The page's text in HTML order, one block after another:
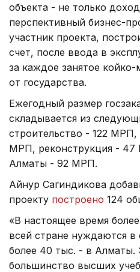
объекта - не только
перспективный бизнес-
участник проекта,
счет, после ввода в
за каждое занятое
от государства.
Ежегодный размер
складывается из
строительство - 122
МРП, реконструкция -
Алматы - 92 МРП.
Айнур Сагиндикова
проекту построено 124
«В настоящее время
всей стране нуждаются
более 40 тыс. - в Алматы.
большинство высших